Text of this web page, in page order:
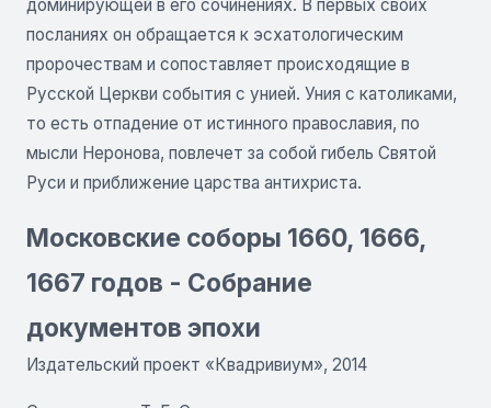
доминирующей в его сочинениях. В первых своих
посланиях он обращается к эсхатологическим
пророчествам и сопоставляет происходящие в
Русской Церкви события с унией. Уния с католиками,
то есть отпадение от истинного православия, по
мысли Неронова, повлечет за собой гибель Святой
Руси и приближение царства антихриста.
Московские соборы 1660, 1666,
1667 годов - Собрание
документов эпохи
Издательский проект «Квадривиум», 2014